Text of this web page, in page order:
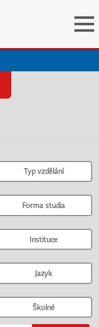
Typ vzdělání
Forma studia
Instituce
Jazyk
Školné